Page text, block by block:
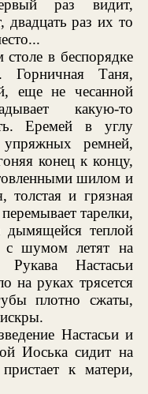
раз видит,
раз их то
в беспорядке
Горничная Таня,
еще не чесанной
какую-то
Еремей в углу
ремней,
конец к концу,
шилом и
толстая и грязная
тарелки,
дымящейся теплой
с шумом летят на
Настасьи
на руках трясется
плотно сжаты,
Настасьи и
Иоська сидит на
к матери,